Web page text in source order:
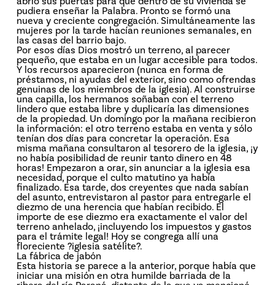
pudiera enseñar la Palabra. Pronto se formó una
nueva y creciente congregación. Simultáneamente las
mujeres por la tarde hacían reuniones semanales, en
las casas del barrio bajo.
Por esos días Dios mostró un terreno, al parecer
pequeño, que estaba en un lugar accesible para todos.
Y los recursos aparecieron (nunca en forma de
préstamos, ni ayudas del exterior, sino como ofrendas
genuinas de los miembros de la iglesia). Al construirse
una capilla, los hermanos soñaban con el terreno
lindero que estaba libre y duplicaría las dimensiones
de la propiedad. Un domingo por la mañana recibieron
la información: el otro terreno estaba en venta y sólo
tenían dos días para concretar la operación. Esa
misma mañana consultaron al tesorero de la iglesia, ¡y
no había posibilidad de reunir tanto dinero en 48
horas! Empezaron a orar, sin anunciar a la iglesia esa
necesidad, porque el culto matutino ya había
finalizado. Esa tarde, dos creyentes que nada sabían
del asunto, entrevistaron al pastor para entregarle el
diezmo de una herencia que habían recibido. El
importe de ese diezmo era exactamente el valor del
terreno anhelado, ¡incluyendo los impuestos y gastos
para el trámite legal! Hoy se congrega allí una
floreciente ?iglesia satélite?.
La fábrica de jabón
Esta historia se parece a la anterior, porque había que
iniciar una misión en otra humilde barriada de la